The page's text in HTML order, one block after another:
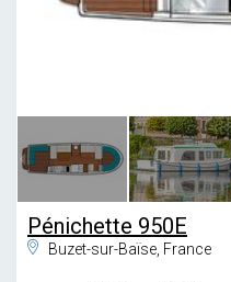
Pénichette 950E
Buzet-sur-Baïse, France